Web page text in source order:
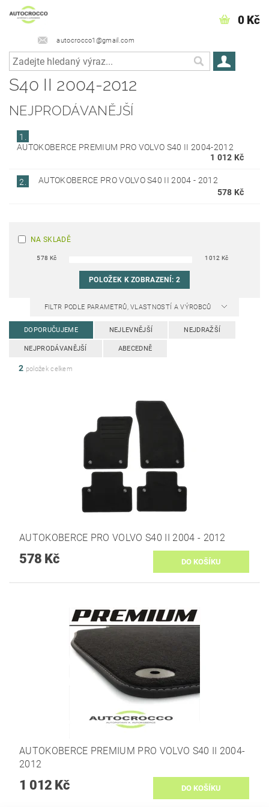
autocrocco1@gmail.com
0 Kč
S40 II 2004-2012
NEJPRODÁVANĚJŠÍ
1.
AUTOKOBERCE PREMIUM PRO VOLVO S40 II 2004-2012
1 012 Kč
2.
AUTOKOBERCE PRO VOLVO S40 II 2004 - 2012
578 Kč
NA SKLADĚ
578 Kč 1012 Kč
POLOŽEK K ZOBRAZENÍ: 2
FILTR PODLE PARAMETRŮ, VLASTNOSTÍ A VÝROBCŮ
DOPORUČUJEME NEJLEVNĚJŠÍ NEJDRAŽŠÍ
NEJPRODÁVANĚJŠÍ ABECEDNĚ
2 položek celkem
AUTOKOBERCE PRO VOLVO S40 II 2004 - 2012
578 Kč
AUTOKOBERCE PREMIUM PRO VOLVO S40 II 2004-
2012
1 012 Kč